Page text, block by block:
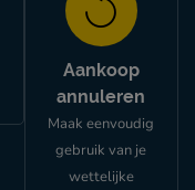
Aankoop
annuleren
Maak eenvoudig
gebruik van je
wettelijke